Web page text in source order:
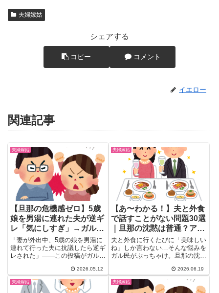
夫婦嫁姑
シェアする
コピー コメント
イエロー
関連記事
夫婦嫁姑
【旦那の危機感ゼロ】5歳
娘を男湯に連れた夫が逆ギ
レ「気にしすぎ」→ガル民
「虐待です」｜+2402コメ
ントの怒りの声まとめ
「妻が外出中、5歳の娘を男湯に
連れて行った夫に抗議したら逆ギ
レされた」——この投稿がガルち
2026.05.12
夫婦嫁姑
【あ〜わかる！】夫と外食
で話すことがない問題30選
｜旦那の沈黙は普通？アラ
フォー夫婦の本音
夫と外食に行くたびに「美味しい
ね」しか言わない…そんな悩みを
ガル民がぶっちゃけ。旦那の沈黙
ツ・無言外食は普通なのかを、ア
ラフォー・アラフィフ主婦のリア
ル体験談30選で丸ごとまとめま
2026.06.19
夫婦嫁姑 夫婦嫁姑